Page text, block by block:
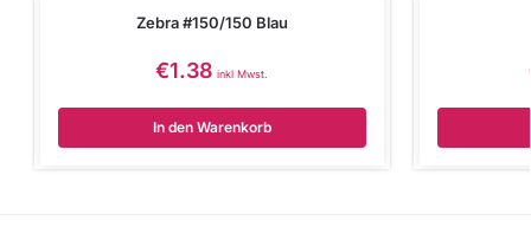
Zebra #150/150 Blau
€1.38 inkl Mwst.
In den Warenkorb